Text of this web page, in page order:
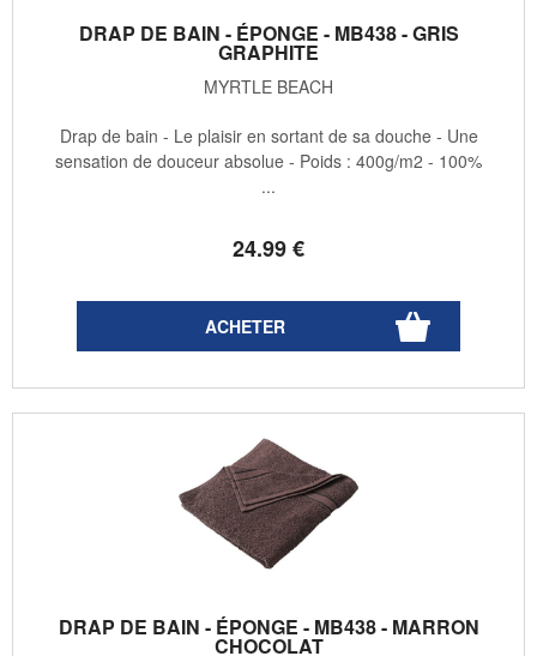
DRAP DE BAIN - ÉPONGE - MB438 - GRIS
GRAPHITE
MYRTLE BEACH
24.99€
Drap de bain - Le plaisir en sortant de sa douche - Une
sensation de douceur absolue - Poids : 400g/m2 - 100%
...
DRAP DE BAIN - ÉPONGE - MB438 - MARRON
CHOCOLAT